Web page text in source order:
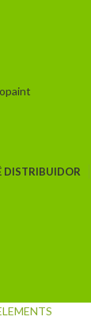
DISTRIBUIDOR